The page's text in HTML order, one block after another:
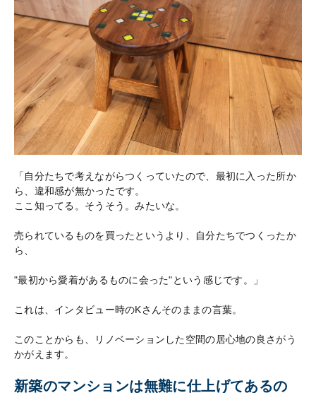
「自分たちで考えながらつくっていたので、最初に入った所か
ら、違和感が無かったです。
ここ知ってる。そうそう。みたいな。
売られているものを買ったというより、自分たちでつくったか
ら、
"最初から愛着があるものに会った"という感じです。」
これは、インタビュー時のKさんそのままの言葉。
このことからも、リノベーションした空間の居心地の良さがう
かがえます。
新築のマンションは無難に仕上げてあるの